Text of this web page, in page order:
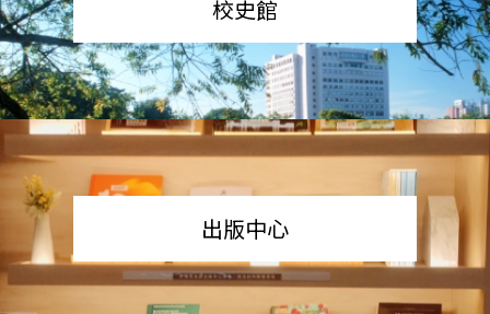
校史館
出版中心